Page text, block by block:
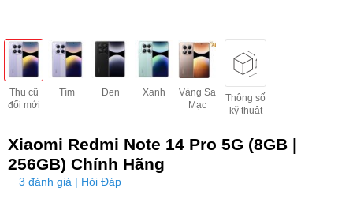
Thu cũ
đổi mới
Tím Đen Xanh
Vàng Sa
Mạc
Thông số
kỹ thuật
Xiaomi Redmi Note 14 Pro 5G (8GB |
256GB) Chính Hãng
3 đánh giá | Hỏi Đáp